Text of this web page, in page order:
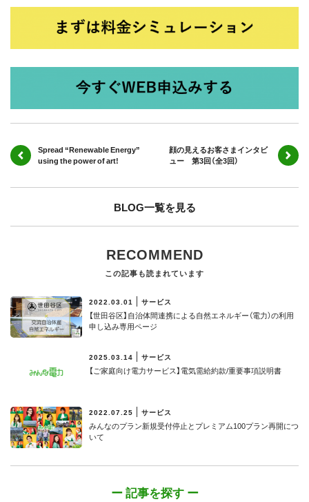
Spread “Renewable Energy”
using the power of art!
顔の見えるお客さまインタビ
ュー 第3回（全3回）
BLOG一覧を見る
RECOMMEND
この記事も読まれています
2022.03.01 サービス
【世田谷区】⾃治体間連携による⾃然エネルギー（電⼒）の利⽤
申し込み専用ページ
2025.03.14 サービス
【ご家庭向け電力サービス】電気需給約款/重要事項説明書
2022.07.25 サービス
みんなのプラン新規受付停止とプレミアム100プラン再開につ
いて